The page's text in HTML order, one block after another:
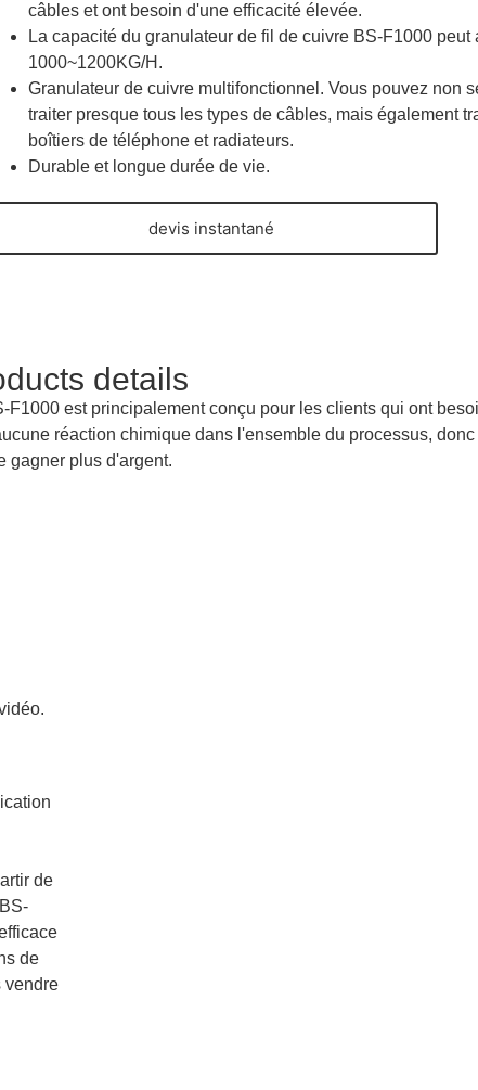
câbles et ont besoin d'une efficacité élevée.
La capacité du granulateur de fil de cuivre BS-F1000 peut
1000~1200KG/H.
Granulateur de cuivre multifonctionnel. Vous pouvez non
traiter presque tous les types de câbles, mais également
boîtiers de téléphone et radiateurs.
Durable et longue durée de vie.
devis instantané
details
est principalement conçu pour les clients qui ont
réaction chimique dans l'ensemble du processus,
gagner plus d'argent.
de
de
vendre